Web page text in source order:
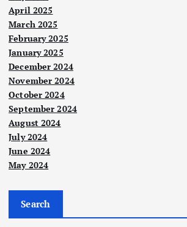
April 2025
March 2025
February 2025
January 2025
December 2024
November 2024
October 2024
September 2024
August 2024
July 2024
June 2024
May 2024
Search
Berit
a
Utam
Nege
ri
Pela
nco
ng
asin
sala
h
ang